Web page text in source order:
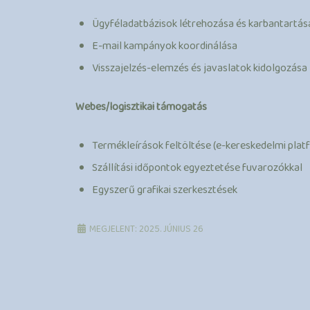
Ügyféladatbázisok létrehozása és
E-mail kampányok koordinálása
Visszajelzés-elemzés és javaslatok kidolgozása
Webes/logisztikai támogatás
Termékleírások feltöltése (e-kereskedelmi
Szállítási időpontok egyeztetése fuvarozókkal
Egyszerű grafikai szerkesztések
MEGJELENT: 2025. JÚNIUS 26